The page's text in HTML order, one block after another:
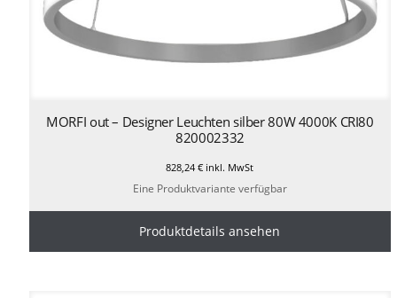
MORFI out – Designer Leuchten silber 80W 4000K CRI80
820002332
828,24€ inkl. MwSt
Eine Produktvariante verfügbar
Produktdetails ansehen